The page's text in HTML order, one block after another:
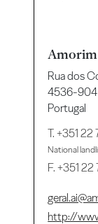
Amorim
Rua dos
4536-904
Portugal
T.+351 22
National
F. +351 22
http://